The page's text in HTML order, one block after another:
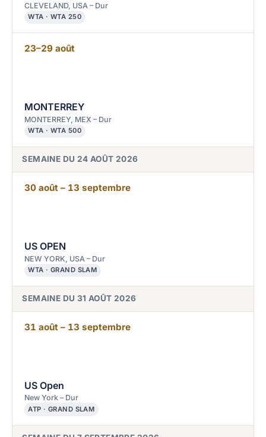
CLEVELAND, USA – Dur
WTA · WTA 250
23–29 août
MONTERREY
MONTERREY, MEX – Dur
WTA · WTA 500
SEMAINE DU 24 AOÛT 2026
30 août – 13 septembre
US OPEN
NEW YORK, USA – Dur
WTA · GRAND SLAM
SEMAINE DU 31 AOÛT 2026
31 août – 13 septembre
US Open
New York – Dur
ATP · GRAND SLAM